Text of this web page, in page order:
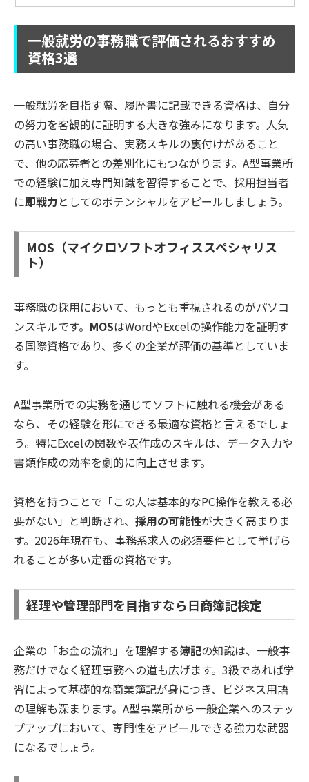
一般就労の事務職で評価されるおすすめ
資格3選
一般就労を目指す際、履歴書に記載できる資格は、自分
の努力を客観的に証明する大きな強みになります。人気
の高い事務職の場合、実務スキルの裏付けがあること
で、他の応募者との差別化にもつながります。A型事業所
での経験に加え専門知識を習得することで、採用担当者
に即戦力としてのポテンシャルをアピールしましょう。
MOS（マイクロソフトオフィススペシャリス
ト）
事務職の採用において、もっとも重視されるのがパソコ
ンスキルです。 MOSはWordやExcelの操作能力を証明す
る国際資格であり、多くの企業が評価の基準としていま
す。
A型事業所での実務を通じてソフトに触れる機会がある
なら、その経験を形にできる最適な資格と言えるでしょ
う。特にExcelの関数や表作成のスキルは、データ入力や
書類作成の効率を劇的に向上させます。
資格を持つことで「この人は基本的なPC操作を教える必
要がない」と判断され、 採用の可能性が大きく高まりま
す。2026年現在も、事務系求人の必須要件として挙げら
れることが多い定番の資格です。
経理や管理部門を目指すなら日商簿記検定
企業の「お金の流れ」を理解する簿記の知識は、一般事
務だけでなく経理事務への道も広げます。3級であれば学
習によって基礎的な商業簿記が身につき、ビジネス用語
の理解も深まります。A型事業所から一般企業へのステッ
プアップにおいて、専門性をアピールできる強力な武器
になるでしょう。